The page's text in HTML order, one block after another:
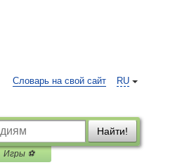
RU
Словарь на свой сайт
Найти!
Игры ⚽